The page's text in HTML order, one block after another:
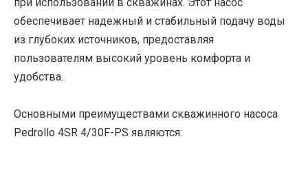
обеспечивает надежный и стабильный подачу воды
из глубоких источников, предоставляя
пользователям высокий уровень комфорта и
удобства.
Основными преимуществами скважинного насоса
Pedrollo 4SR 4/30F-PS являются: